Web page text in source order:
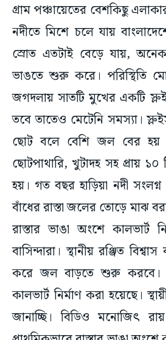
গ্রাম পঞ্চায়েতের বেশকিছু
নদীতে মিশে চলে যায়
স্রোত এতটাই বেড়ে যায়, অনেক
ভাঙতে শুরু করে। পরিস্থিতি
জগদলায় সাতটি মুখের একটি
তবে তাতেও মেটেনি সমস্যা।
ছোট বলে বেশি জল বের হয়
ছোটপাথারি, খুটাদহ সহ প্রায় ১০
হয়। গত বছর হাড়িয়া নদী
বাঁধের রাস্তা জলের তোড়ে মাঝ
রাস্তার ভাঙা অংশে কালভার্ট
বাসিন্দারা। স্থানীয় রঞ্জিত
করে জল বাড়তে শুরু করবে।
কালভার্ট নির্মাণ করা হয়েছে।
জানাচ্ছি। বিডিও মনোজিৎ